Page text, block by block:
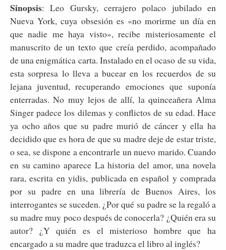
Sinopsis: Leo Gursky, cerrajero polaco jubilado en
Nueva York, cuya obsesión es «no morirme un día en
que nadie me haya visto», recibe misteriosamente el
manuscrito de un texto que creía perdido, acompañado
de una enigmática carta. Instalado en el ocaso de su vida,
esta sorpresa lo lleva a bucear en los recuerdos de su
lejana juventud, recuperando emociones que suponía
enterradas. No muy lejos de allí, la quinceañera Alma
Singer padece los dilemas y conflictos de su edad. Hace
ya ocho años que su padre murió de cáncer y ella ha
decidido que es hora de que su madre deje de estar triste,
o sea, se dispone a encontrarle un nuevo marido. Cuando
en su camino aparece La historia del amor, una novela
rara, escrita en yidis, publicada en español y comprada
por su padre en una librería de Buenos Aires, los
interrogantes se suceden. ¿Por qué su padre se la regaló a
su madre muy poco después de conocerla? ¿Quién era su
autor? ¿Y quién es el misterioso hombre que ha
encargado a su madre que traduzca el libro al inglés?